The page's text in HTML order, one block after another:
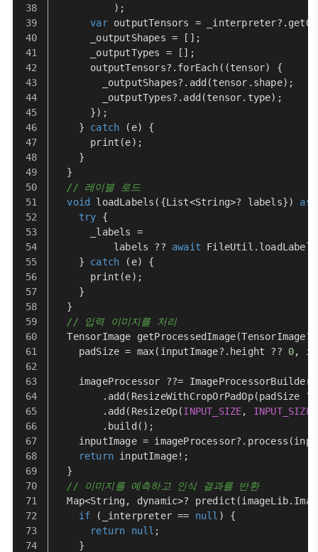
          );
var outputTensors = _interpreter?.
      _outputShapes = [];
      _outputTypes = [];
      outputTensors?.
forEach ((tensor) {
        _outputShapes?.
add(tensor. shape);
        _outputTypes?.
add(tensor. type);
      });
    }
catch (e) {
print (e);
    }
  }
// 레이블 로드
void
loadLabels ({List<String>? labels})
try {
      _labels =
          labels ??
await FileUtil . loadLabels
    }
catch (e) {
print (e);
    }
  }
// 입력 이미지를 처리
TensorImage
getProcessedImage(
    padSize =
max(inputImage?. height ?? 0,
    imageProcessor ??=
ImageProcessorBuilder
        .
add( ResizeWithCropOrPadOp(padSize
        .
add( ResizeOp(INPUT_SIZE, INPUT_SIZE
        .
build();
    inputImage = imageProcessor?.
process
return inputImage!;
  }
// 이미지를 예측하고 인식 결과를 반환
Map<String, dynamic>? predict (
if (_interpreter == null ) {
return
null ;
    }